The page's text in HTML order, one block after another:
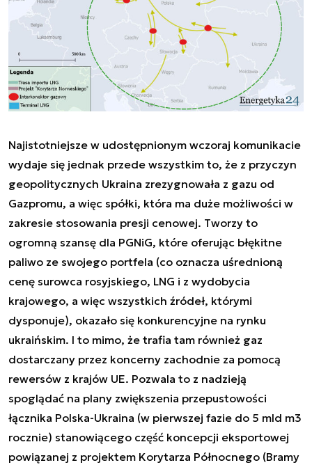
Najistotniejsze w udostępnionym wczoraj komunikacie
wydaje się jednak przede wszystkim to, że z przyczyn
geopolitycznych Ukraina zrezygnowała z gazu od
Gazpromu, a więc spółki, która ma duże możliwości w
zakresie stosowania presji cenowej. Tworzy to
ogromną szansę dla PGNiG, które oferując błękitne
paliwo ze swojego portfela (co oznacza uśrednioną
cenę surowca rosyjskiego, LNG i z wydobycia
krajowego, a więc wszystkich źródeł, którymi
dysponuje), okazało się konkurencyjne na rynku
ukraińskim. I to mimo, że trafia tam również gaz
dostarczany przez koncerny zachodnie za pomocą
rewersów z krajów UE. Pozwala to z nadzieją
spoglądać na plany zwiększenia przepustowości
łącznika Polska-Ukraina (w pierwszej fazie do 5 mld m3
rocznie) stanowiącego część koncepcji eksportowej
powiązanej z projektem Korytarza Północnego (Bramy